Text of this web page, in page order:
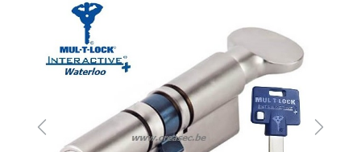
Previous Next